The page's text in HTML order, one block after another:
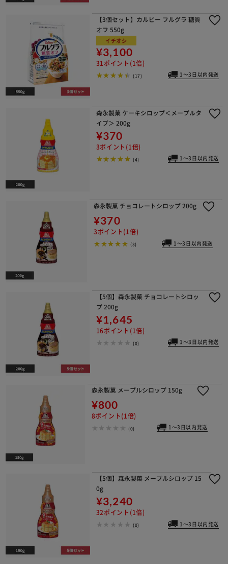
【3個セット】カルビー フルグラ 糖質
オフ 550g
イチオシ
¥3,100
31ポイント(1倍)
(17) 1～3日以内発送
森永製菓 ケーキシロップ＜メープルタ
イプ＞ 200g
¥370
3ポイント(1倍)
(4) 1～3日以内発送
森永製菓 チョコレートシロップ 200g
¥370
3ポイント(1倍)
(3) 1～3日以内発送
【5個】森永製菓 チョコレートシロッ
プ 200g
¥1,645
16ポイント(1倍)
(0) 1～3日以内発送
森永製菓 メープルシロップ 150g
¥800
8ポイント(1倍)
(0) 1～3日以内発送
【5個】森永製菓 メープルシロップ 15
0g
¥3,240
32ポイント(1倍)
(0) 1～3日以内発送